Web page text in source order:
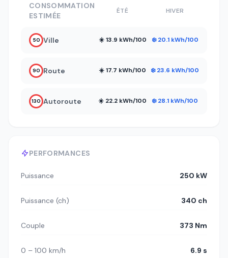
PERFORMANCES
Puissance 250 kW
Puissance (ch) 340 ch
Couple 373 Nm
0 – 100 km/h 6.9 s
CONSOMMATION
ESTIMÉE
ÉTÉ HIVER
50 Ville ☀️ 13.9 kWh/100 ❄️ 20.1 kWh/100
90 Route ☀️ 17.7 kWh/100 ❄️ 23.6 kWh/100
130 Autoroute ☀️ 22.2 kWh/100 ❄️ 28.1 kWh/100